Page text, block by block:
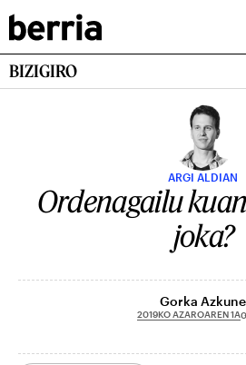
BIZIGIRO
ARGI ALDIAN
Ordenagailu
joka?
Gorka Azkune
2019KO AZAROAREN 1A